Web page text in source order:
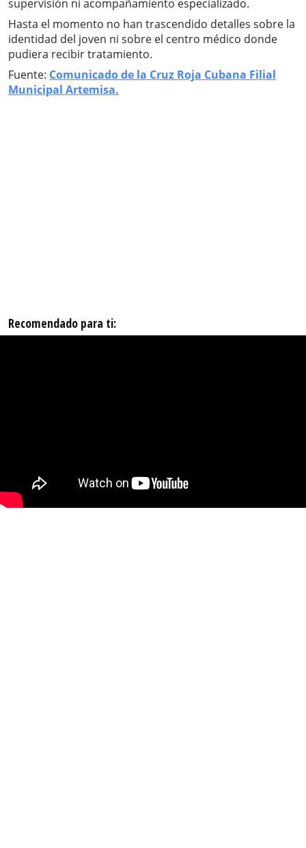
supervisión ni acompañamiento especializado.
Hasta el momento no han trascendido detalles sobre la
identidad del joven ni sobre el centro médico donde
pudiera recibir tratamiento.
Fuente: Comunicado de la Cruz Roja Cubana Filial
Municipal Artemisa.
Recomendado para ti: